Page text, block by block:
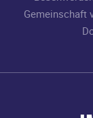
Gemeinschaft